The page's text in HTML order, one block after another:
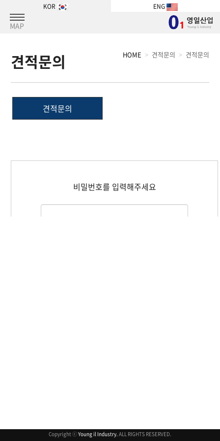
MAP
KOR ENG
Copyright ⓒYoung il Industry. ALL RIGHTS RESERVED.
견적문의 HOME 견적문의 견적문의
견적문의
비밀번호를 입력해주세요